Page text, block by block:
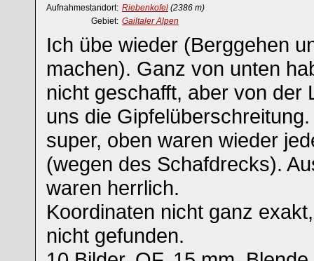
Aufnahmestandort: Riebenkofel (2386 m)
Gebiet: Gailtaler Alpen
Ich übe wieder (Berggehen
machen). Ganz von unten
nicht geschafft, aber von der
uns die
super, oben waren wieder
(wegen des Schafdrecks).
waren herrlich.
Koordinaten nicht ganz
nicht gefunden.